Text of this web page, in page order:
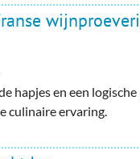
hapjes en een
culinaire ervaring.